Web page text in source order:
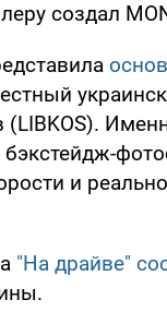
создал
и
"На драйве"